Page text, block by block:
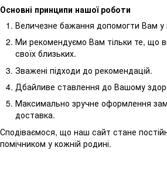
Основні принципи нашої роботи
Величезне бажання допомогти Вам у
Ми рекомендуємо Вам тільки те, що
своїх близьких.
Зважені підходи до рекомендацій.
Дбайливе ставлення до Вашому
Максимально зручне оформлення
доставка.
Сподіваємося, що наш сайт стане
помічником у кожній родині.